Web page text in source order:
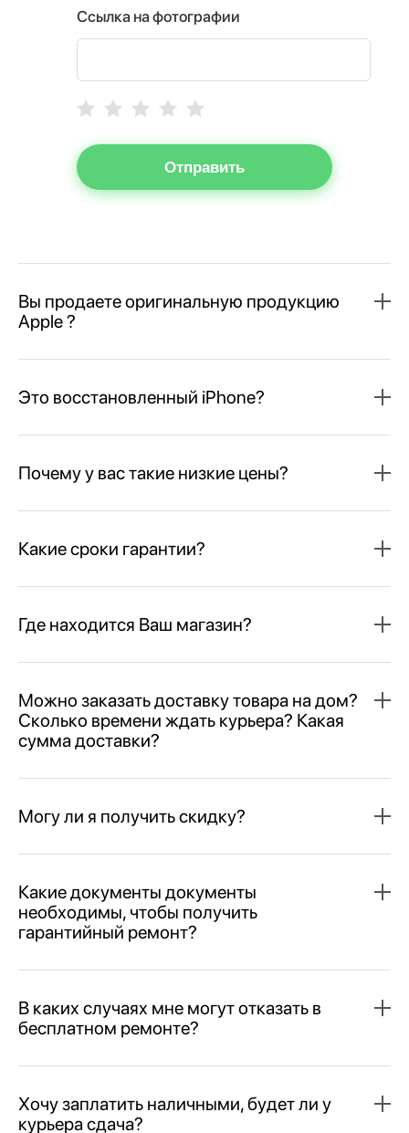
Ссылка на фотографии
Отправить
Вы продаете оригинальную продукцию
Apple ?
Это восстановленный iPhone?
Почему у вас такие низкие цены?
Какие сроки гарантии?
Где находится Ваш магазин?
Можно заказать доставку товара на дом?
Сколько времени ждать курьера? Какая
сумма доставки?
Могу ли я получить скидку?
Какие документы документы
необходимы, чтобы получить
гарантийный ремонт?
В каких случаях мне могут отказать в
бесплатном ремонте?
Хочу заплатить наличными, будет ли у
курьера сдача?